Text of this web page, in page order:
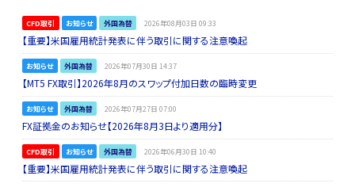
CFD取引 お知らせ 外国為替 2026年08月03日 09:33
【重要】米国雇用統計発表に伴う取引に関する注意喚起
お知らせ 外国為替 2026年07月30日 14:37
【MT5 FX取引】2026年8月のスワップ付加日数の臨時変更
お知らせ 外国為替 2026年07月27日 07:00
FX証拠金のお知らせ【2026年8月3日より適用分】
CFD取引 お知らせ 外国為替 2026年06月30日 10:40
【重要】米国雇用統計発表に伴う取引に関する注意喚起